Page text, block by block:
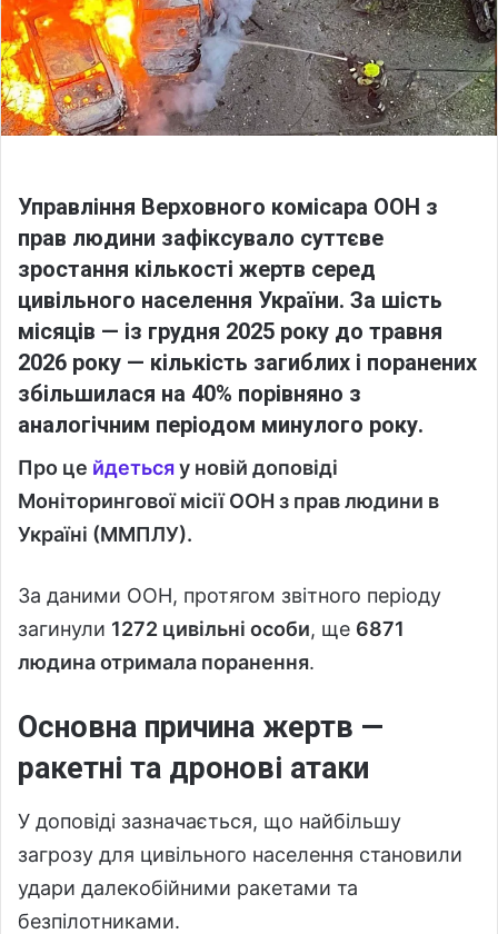
X a
i
l
Управління Верховного комісара ООН з
прав людини зафіксувало суттєве
зростання кількості жертв серед
цивільного населення України. За шість
місяців — із грудня 2025 року до травня
2026 року — кількість загиблих і поранених
збільшилася на 40% порівняно з
аналогічним періодом минулого року.
Про це йдетьсяу новій доповіді
Моніторингової місії ООН з прав людини в
Україні (ММПЛУ).
За даними ООН, протягом звітного періоду
загинули 1272 цивільні особи, ще 6871
людина отримала поранення.
Основна причина жертв —
ракетні та дронові атаки
У доповіді зазначається, що найбільшу
загрозу для цивільного населення становили
удари далекобійними ракетами та
безпілотниками.